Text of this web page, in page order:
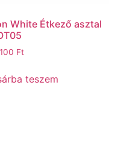
White Étkező asztal
Ft
teszem